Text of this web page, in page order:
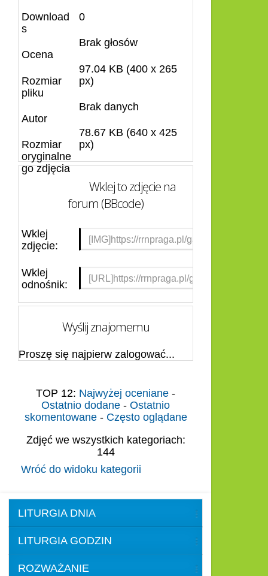
Download
s
0
Ocena
Brak głosów
Rozmiar
pliku
97.04 KB (400 x 265
px)
Autor
Brak danych
Rozmiar
oryginalne
go zdjęcia
78.67 KB (640 x 425
px)
Wklej to zdjęcie na
forum (BBcode)
Wklej
zdjęcie:
Wklej
odnośnik:
Wyślij znajomemu
Proszę się najpierw zalogować...
TOP 12: Najwyżej oceniane -
Ostatnio dodane - Ostatnio
skomentowane- Często oglądane
Zdjęć we wszystkich kategoriach:
144
Wróć do widoku kategorii
LITURGIA DNIA
LITURGIA GODZIN
ROZWAŻANIE